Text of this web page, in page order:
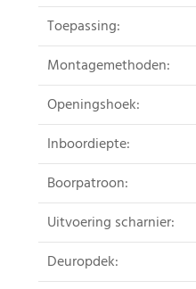
Toepassing:
Montagemethoden:
Openingshoek:
Inboordiepte:
Boorpatroon:
Uitvoering scharnier:
Deuropdek: